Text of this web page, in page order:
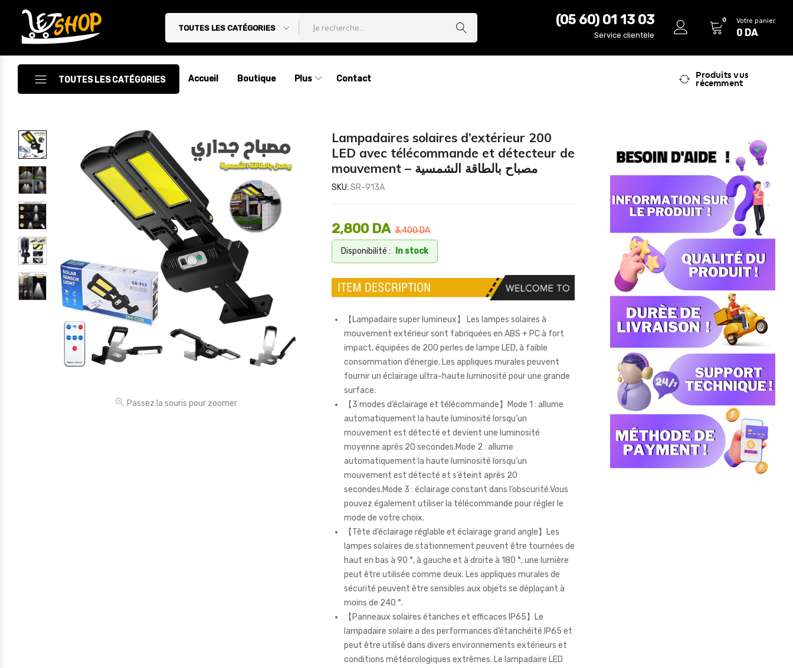
Letshop.dz
TOUTES LES CATÉGORIES
(05 60) 01 13 03
Service clientèle
0 Votre panier
0 DA
TOUTES LES CATÉGORIES
Accessoires
Accessoires Auto/Moto
Accessoires PC
Camping & Randonnée
Cuisine
Décoration
Electroménager
Électronique
Jouets
Maternité
Outillages & Bricolage
Accueil Boutique Plus Contact
Produits vus
récemment
Passez la souris pour zoomer
Lampadaires solaires d’extérieur 200
LED avec télécommande et détecteur de
mouvement – مصباح بالطاقة الشمسية
SKU: SR-913A
3,400DA
2,800 DA
Disponibilité : In stock
【Lampadaire super lumineux】 Les lampes solaires à
mouvement extérieur sont fabriquées en ABS + PC à fort
impact, équipées de 200 perles de lampe LED, à faible
consommation d’énergie. Les appliques murales peuvent
fournir un éclairage ultra-haute luminosité pour une grande
surface.
【3 modes d’éclairage et télécommande】Mode 1 : allume
automatiquement la haute luminosité lorsqu’un
mouvement est détecté et devient une luminosité
moyenne après 20 secondes.Mode 2 : allume
automatiquement la haute luminosité lorsqu’un
mouvement est détecté et s’éteint après 20
secondes.Mode 3 : éclairage constant dans l’obscurité.Vous
pouvez également utiliser la télécommande pour régler le
mode de votre choix.
【Tête d’éclairage réglable et éclairage grand angle】Les
lampes solaires de stationnement peuvent être tournées de
haut en bas à 90 °, à gauche et à droite à 180 °, une lumière
peut être utilisée comme deux. Les appliques murales de
sécurité peuvent être sensibles aux objets se déplaçant à
moins de 240 °.
【Panneaux solaires étanches et efficaces IP65】Le
lampadaire solaire a des performances d’étanchéité IP65 et
peut être utilisé dans divers environnements extérieurs et
conditions météorologiques extrêmes. Le lampadaire LED